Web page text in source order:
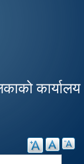
कार्यालय